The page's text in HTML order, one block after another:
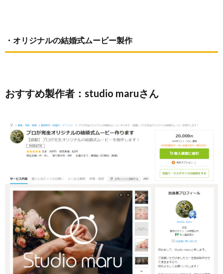
・オリジナルの結婚式ムービー製作
おすすめ製作者：studio maruさん